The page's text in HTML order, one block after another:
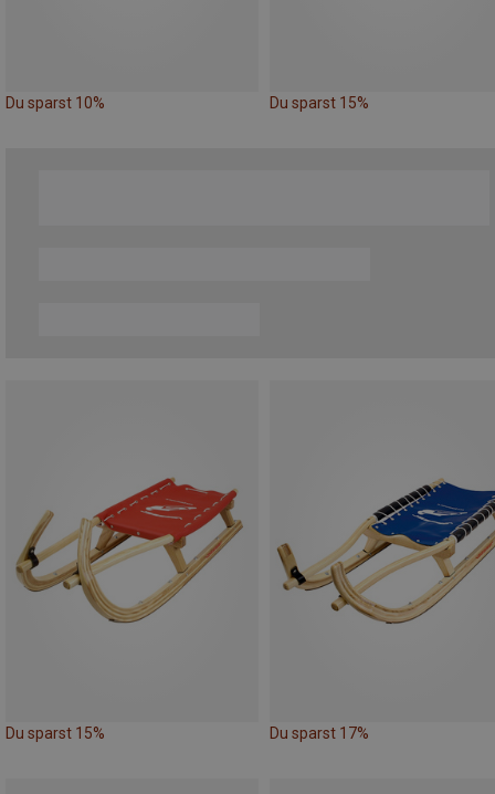
Du sparst 10% Du sparst 15%
Du sparst 15% Du sparst 17%